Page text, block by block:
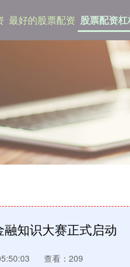
最好的股票配资 股票配资杠
融知识大赛正式启动
查看：209